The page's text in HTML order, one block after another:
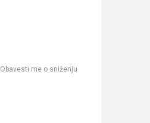
Obavesti me o sniženju